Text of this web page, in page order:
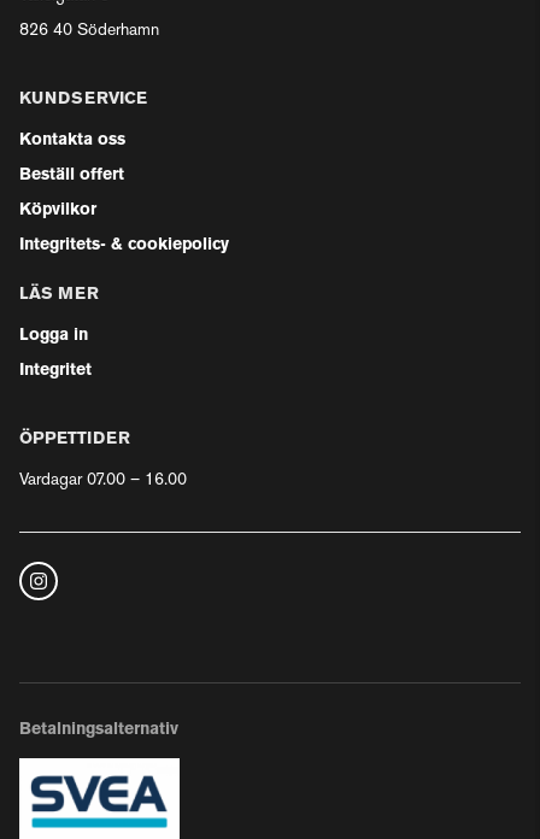
826 40 Söderhamn
KUNDSERVICE
Kontakta oss
Beställ offert
Köpvilkor
Integritets- & cookiepolicy
LÄS MER
Logga in
Integritet
ÖPPETTIDER
Vardagar 07.00 – 16.00
Betalningsalternativ